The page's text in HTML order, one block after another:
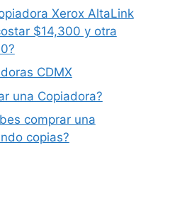
Xerox AltaLink
$14,300 y otra
CDMX
una Copiadora?
comprar una
copias?